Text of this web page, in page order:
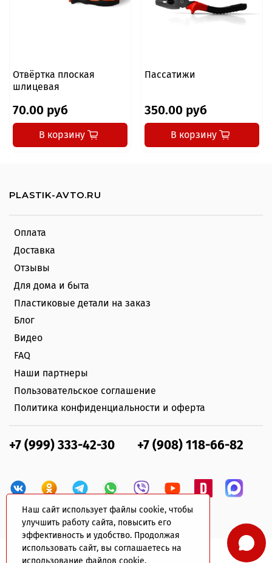
Наш сайт использует файлы cookie, чтобы
улучшить работу сайта, повысить его
эффективность и удобство. Продолжая
использовать сайт, вы соглашаетесь на
использование файлов cookie.
Отвёртка плоская
шлицевая
70.00 руб
В корзину
Пассатижи
350.00 руб
В корзину
Оплата
Доставка
Отзывы
Для дома и быта
Пластиковые детали на заказ
Блог
Видео
FAQ
Наши партнеры
Пользовательское соглашение
Политика конфиденциальности и оферта
+7 (999) 333-42-30 +7 (908) 118-66-82
PLASTIK-AVTO.RU